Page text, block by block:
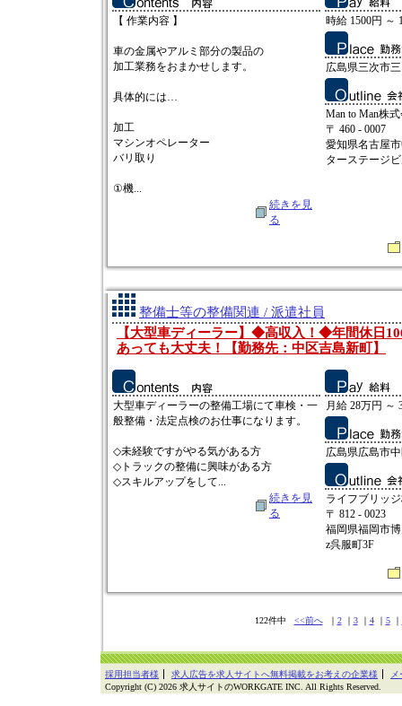
【 作業内容 】
車の金属やアルミ部分の製品の
加工業務をおまかせします。
具体的には…
加工
マシンオペレーター
バリ取り
①機...
続きを見
る
時給 1500円 ～
広島県三次市
Man to Man株
〒 460 - 0007
愛知県名古屋
ターステージ
整備士等の整備関連 / 派遣社員
【大型車ディーラー】◆高収入！◆年間休日
あっても大丈夫！【勤務先：中区吉島新町】
大型車ディーラーの整備工場にて車検・一
般整備・法定点検のお仕事になります。
◇未経験ですがやる気がある方
◇トラックの整備に興味がある方
◇スキルアップをして...
続きを見
る
月給 28万円 ～
広島県広島市
ライフブリッ
〒 812 - 0023
福岡県福岡市
z呉服町3F
122件中 <<前へ｜ 2｜ 3｜ 4｜ 5｜
採用担当者様 求人広告を求人サイトへ無料掲載をお考えの企業様
Copyright (C) 2026 求人サイトのWORKGATE INC. All Rights Reserved.